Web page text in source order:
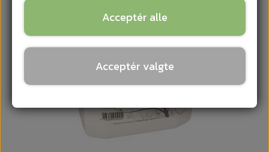
Acceptér alle
Acceptér valgte